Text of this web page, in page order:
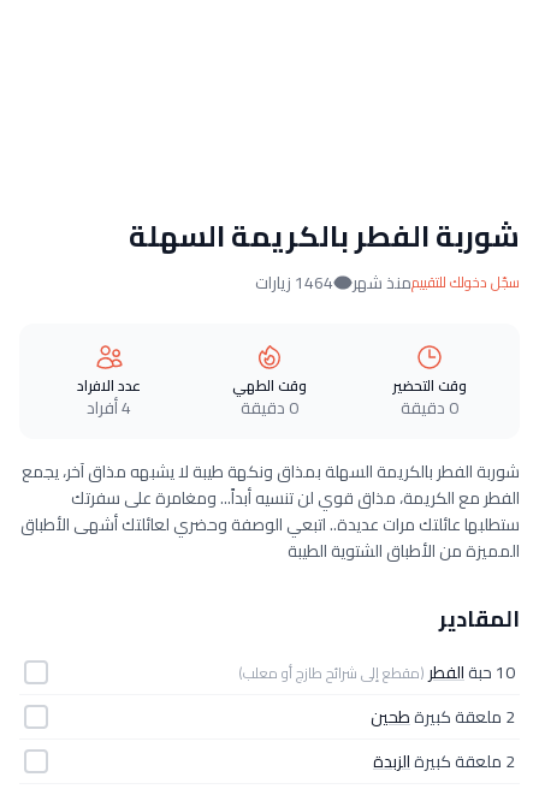
شوربة الفطر بالكريمة السهلة
سجّل دخولك للتقييممنذ شهر 1464 زيارات
وقت التحضير
0 دقيقة
وقت الطهي
0 دقيقة
عدد الافراد
4 أفراد
شوربة الفطر بالكريمة السهلة بمذاق ونكهة طيبة لا يشبهه مذاق آخر، يجمع
الفطر مع الكريمة، مذاق قوي لن تنسيه أبداً... ومغامرة على سفرتك
ستطلبها عائلتك مرات عديدة.. اتبعي الوصفة وحضري لعائلتك أشهى الأطباق
المميزة من الأطباق الشتوية الطيبة
المقادير
10 حبة الفطر(مقطع إلى شرائح طازج أو معلب)
2 ملعقة كبيرة
طحين
2 ملعقة كبيرة
الزبدة